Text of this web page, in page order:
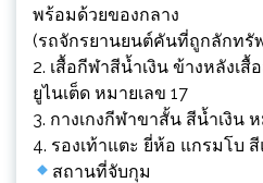
พร้อมด้วยของกลาง
(รถจักรยานยนต์คันที่ถูกลักทรั
2. เสื้อกีฬาสีน้ำเงิน ข้างหลังเ
ยูไนเต็ด หมายเลข 17
3. กางเกงกีฬาขาสั้น สีน้ำเงิน
4. รองเท้าแตะ ยี่ห้อ แกรมโบ
สถานที่จับกุม